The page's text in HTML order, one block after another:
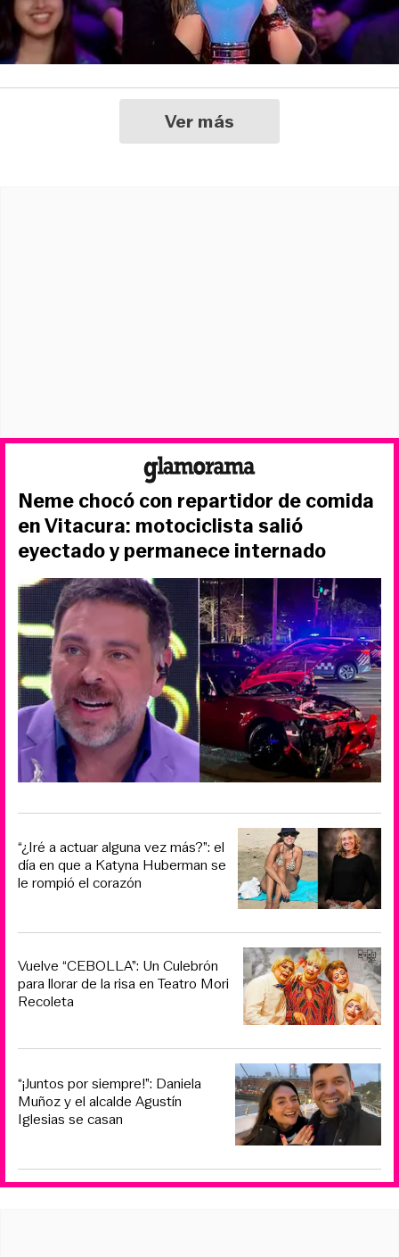
Ver más
Neme chocó con repartidor de comida
en Vitacura: motociclista salió
eyectado y permanece internado
“¿Iré a actuar alguna vez más?”: el
día en que a Katyna Huberman se
le rompió el corazón
Vuelve “CEBOLLA”: Un Culebrón
para llorar de la risa en Teatro Mori
Recoleta
“¡Juntos por siempre!”: Daniela
Muñoz y el alcalde Agustín
Iglesias se casan